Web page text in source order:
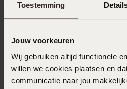
Toestemming Details
Jouw voorkeuren
Wij gebruiken altijd functionele
willen we cookies plaatsen en
communicatie naar jou
Toon
Uitverkocht